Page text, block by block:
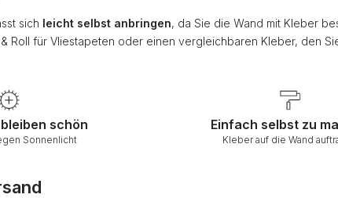
sich leicht selbst anbringen, da Sie die Wand mit Kleber
Roll für Vliestapeten oder einen vergleichbaren Kleber, den
schön
Sonnenlicht
Einfach selbst zu
Kleber auf die Wand